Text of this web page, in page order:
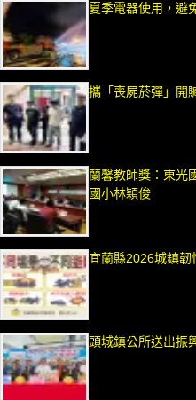
夏季電器使用，避
攜「喪屍菸彈」開
蘭馨教師獎：東光
國小林穎俊
宜蘭縣2026城鎮
頭城鎮公所送出振